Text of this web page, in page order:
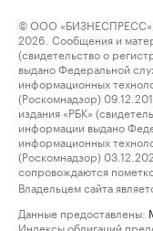
© ООО
2026. Сообщения и
(свидетельство о
выдано Федеральной
информационных
(Роскомнадзор)
издания «РБК»
информации выдано
информационных
(Роскомнадзор)
сопровождаются
Владельцем сайта
Данные предоставлены:
Индексы облигаций